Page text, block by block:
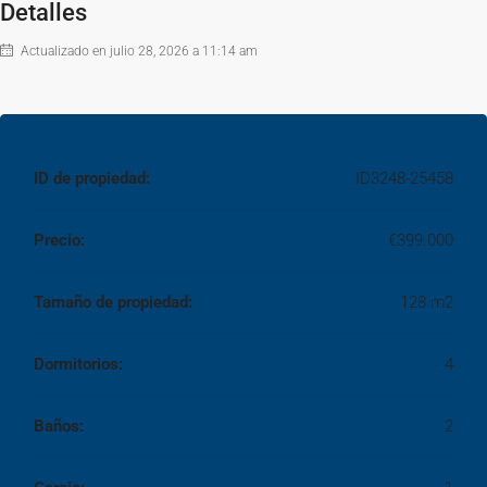
Detalles
Actualizado en julio 28, 2026 a 11:14 am
ID de propiedad: ID3248-25458
Precio: €399.000
Tamaño de propiedad: 128 m2
Dormitorios: 4
Baños: 2